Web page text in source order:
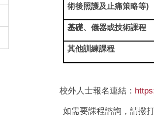
術後照護及止痛策略等)
基礎、儀器或技術課程
其他訓練課程
校外人士報名連結：
如需要課程諮詢，請撥打06-